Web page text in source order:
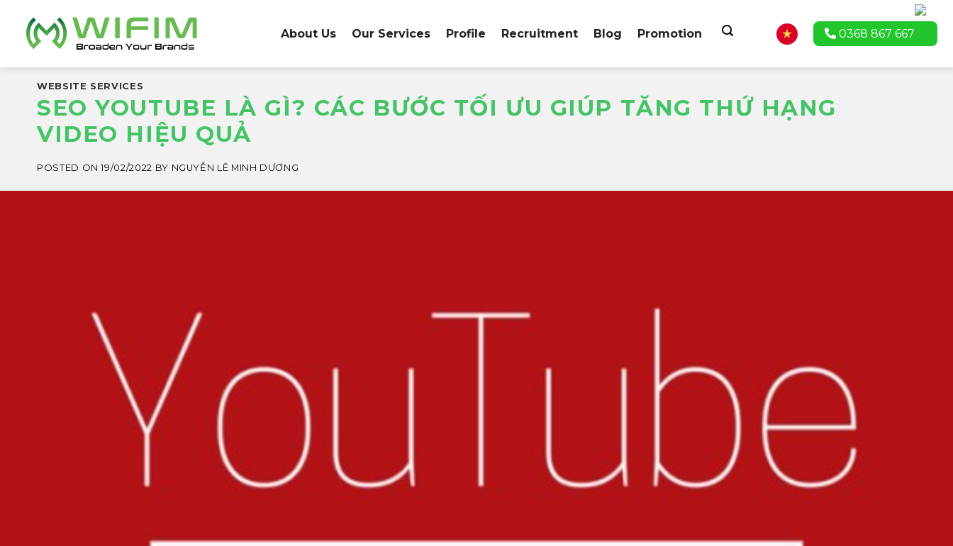
content
About Us Our Services Profile Recruitment Blog Promotion 0368 867 667
WEBSITE SERVICES
SEO YOUTUBE LÀ GÌ? CÁC BƯỚC TỐI ƯU GIÚP TĂNG THỨ HẠNG
VIDEO HIỆU QUẢ
POSTED ON19/02/2022 BY NGUYỄN LÊ MINH DƯƠNG